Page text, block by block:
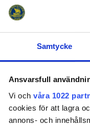
Samtycke
Ansvarsfull
Vi och våra 1022
cookies för att lagra
annons- och